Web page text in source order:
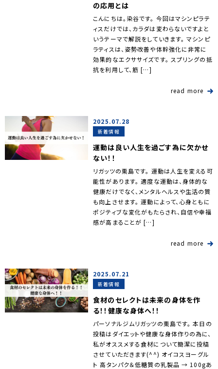
の応用とは
こんにちは。染谷です。 今回はマシンピラテ
ィスだけでは、カラダは変わらないですよと
いうテーマで解説をしていきます。 マシンピ
ラティスは、姿勢改善や体幹強化に非常に
効果的なエクササイズです。 スプリングの抵
抗を利用して、筋 […]
read more
2025.07.28
新着情報
運動は良い人生を過ごす為に欠かせ
ない！！
リガッツの栗島です。 運動は人生を変える可
能性があります。 適度な運動は、身体的な
健康だけでなく、メンタルヘルスや生活の質
も向上させます。 運動によって、心身ともに
ポジティブな変化がもたらされ、自信や幸福
感が高まることが […]
read more
2025.07.21
新着情報
食材のセレクトは未来の身体を作
る！！健康な身体へ！！
パーソナルジムリガッツの栗島です。 本日の
投稿はダイエットや健康な身体作りの為に、
私がオススメする食材について簡潔に投稿
させていただきます(^^) オイコスヨーグル
ト 高タンパク＆低糖質の乳製品 → 100gあ